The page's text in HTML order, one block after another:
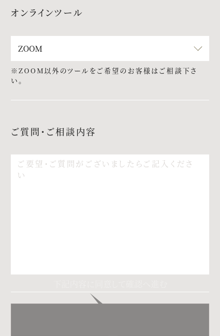
オンラインツール
※ZOOM以外のツールをご希望のお客様はご相談下さ
い。
ご質問・ご相談内容